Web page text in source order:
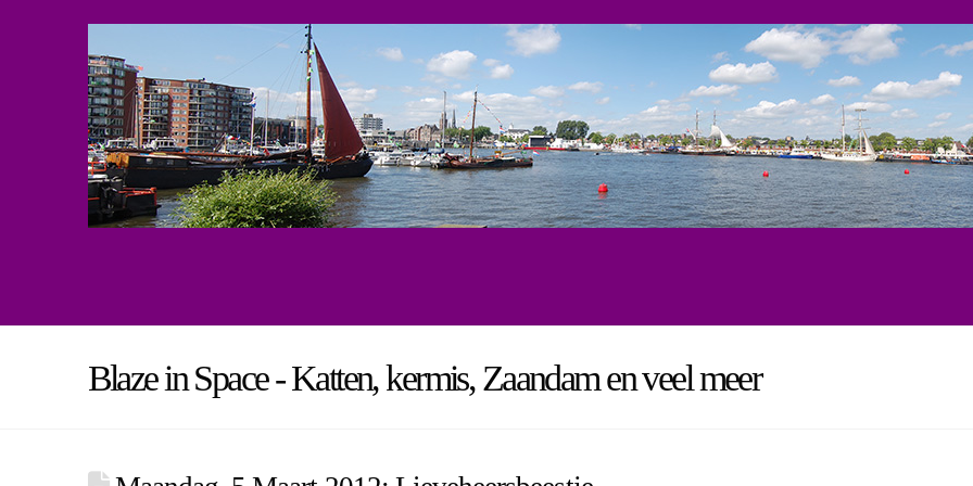
Blaze in Space - Katten, kermis, Zaandam en veel meer